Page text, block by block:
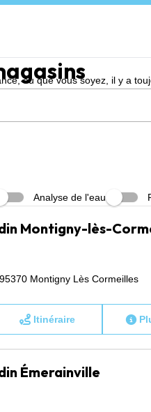
où que vous soyez, il y a
Analyse de l'eau
Montigny-lès-
Montigny Lès Cormeilles
Itinéraire
Émerainville